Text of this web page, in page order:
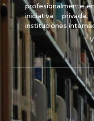
profesionalmente
iniciativa
instituciones